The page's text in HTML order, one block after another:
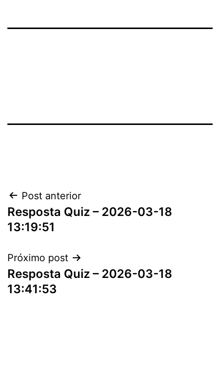
Navegação
de
Post anterior
Resposta Quiz – 2026-03-18
13:19:51
Próximo post
Resposta Quiz – 2026-03-18
13:41:53